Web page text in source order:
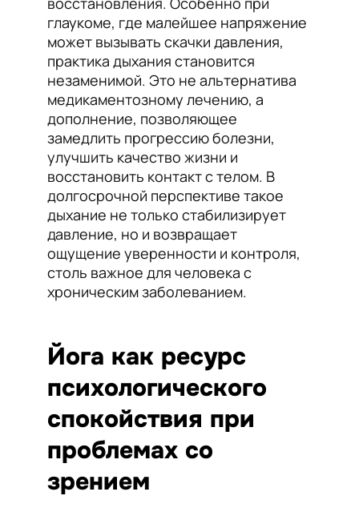
глаукоме, где малейшее напряжение
может вызывать скачки давления,
практика дыхания становится
незаменимой. Это не альтернатива
медикаментозному лечению, а
дополнение, позволяющее
замедлить прогрессию болезни,
улучшить качество жизни и
восстановить контакт с телом. В
долгосрочной перспективе такое
дыхание не только стабилизирует
давление, но и возвращает
ощущение уверенности и контроля,
столь важное для человека с
хроническим заболеванием.
Йога как ресурс
психологического
спокойствия при
проблемах со
зрением